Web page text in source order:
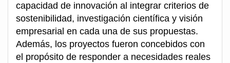
capacidad de innovación al integrar criterios de
sostenibilidad, investigación científica y visión
empresarial en cada una de sus propuestas.
Además, los proyectos fueron concebidos con
el propósito de responder a necesidades reales